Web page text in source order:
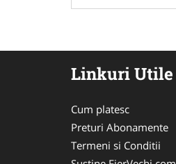
Linkuri Utile
Cum platesc
Preturi Abonamente
Termeni si Conditii